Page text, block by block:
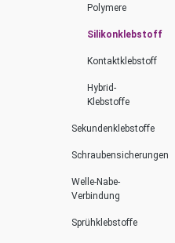
Polymere
Silikonklebstoff
Kontaktklebstoff
Hybrid-
Klebstoffe
Sekundenklebstoffe
Schraubensicherungen
Welle-Nabe-
Verbindung
Sprühklebstoffe